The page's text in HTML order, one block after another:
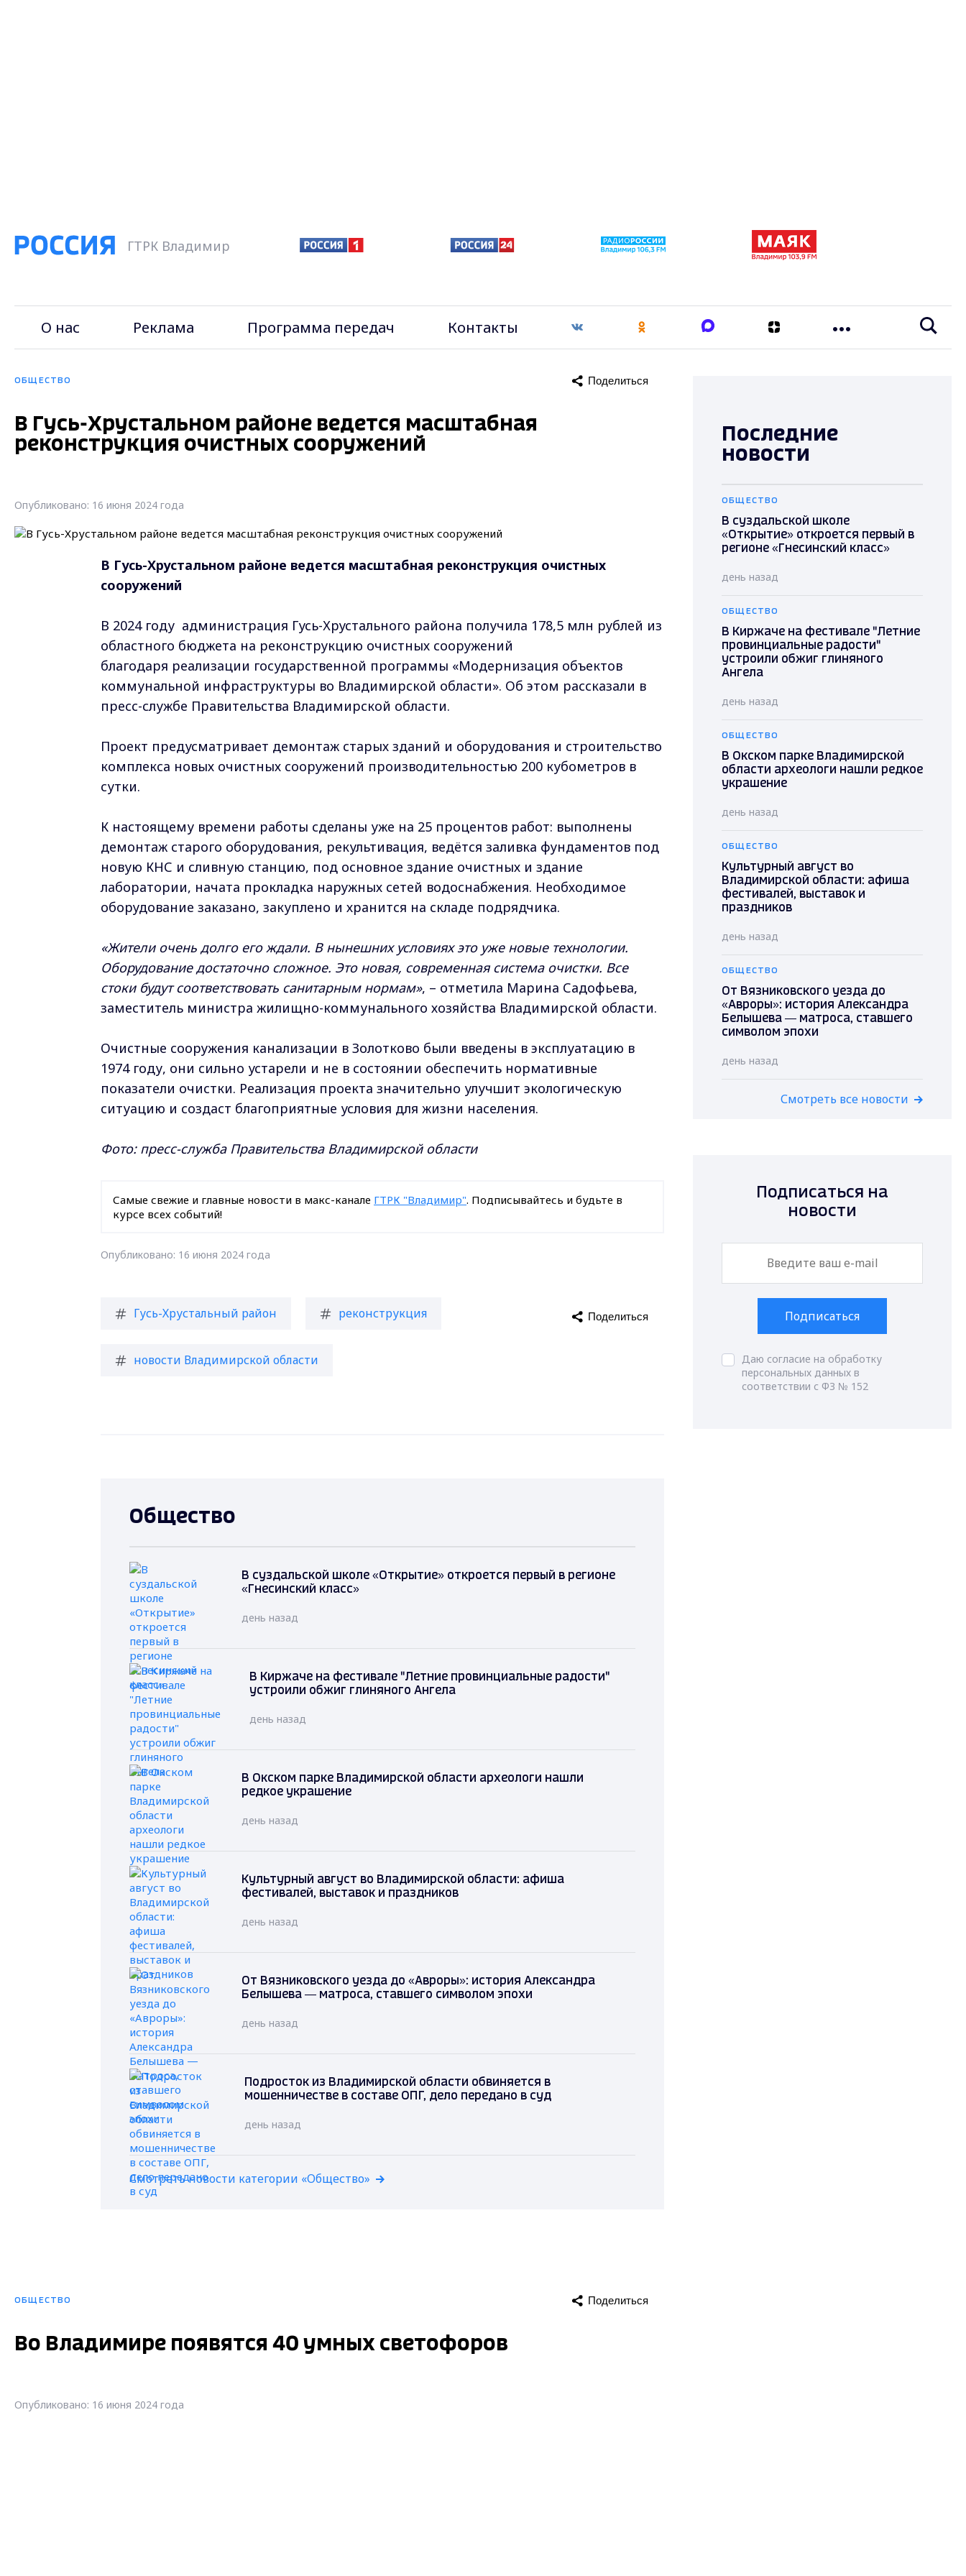
ГТРК Владимир
О нас Реклама Программа передач Контакты
ОБЩЕСТВО Поделиться
В Гусь-Хрустальном районе ведется масштабная
реконструкция очистных сооружений
Опубликовано: 16 июня 2024 года
В Гусь-Хрустальном районе ведется масштабная реконструкция очистных
сооружений
В 2024 году администрация Гусь-Хрустального района получила 178,5 млн рублей из
областного бюджета на реконструкцию очистных сооружений
благодаря реализации государственной программы «Модернизация объектов
коммунальной инфраструктуры во Владимирской области». Об этом рассказали в
пресс-службе Правительства Владимирской области.
Проект предусматривает демонтаж старых зданий и оборудования и строительство
комплекса новых очистных сооружений производительностью 200 кубометров в
сутки.
К настоящему времени работы сделаны уже на 25 процентов работ: выполнены
демонтаж старого оборудования, рекультивация, ведётся заливка фундаментов под
новую КНС и сливную станцию, под основное здание очистных и здание
лаборатории, начата прокладка наружных сетей водоснабжения. Необходимое
оборудование заказано, закуплено и хранится на складе подрядчика.
«Жители очень долго его ждали. В нынешних условиях это уже новые технологии.
Оборудование достаточно сложное. Это новая, современная система очистки. Все
стоки будут соответствовать санитарным нормам», – отметила Марина Садофьева,
заместитель министра жилищно-коммунального хозяйства Владимирской области.
Очистные сооружения канализации в Золотково были введены в эксплуатацию в
1974 году, они сильно устарели и не в состоянии обеспечить нормативные
показатели очистки. Реализация проекта значительно улучшит экологическую
ситуацию и создаст благоприятные условия для жизни населения.
Фото: пресс-служба Правительства Владимирской области
Самые свежие и главные новости в макс-канале ГТРК "Владимир". Подписывайтесь и будьте в
курсе всех событий!
Опубликовано: 16 июня 2024 года
Гусь-Хрустальный район реконструкция
новости Владимирской области
Поделиться
Общество
В суздальской школе «Открытие» откроется первый в регионе
«Гнесинский класс»
день назад
В Киржаче на фестивале "Летние провинциальные радости"
устроили обжиг глиняного Ангела
день назад
В Окском парке Владимирской области археологи нашли
редкое украшение
день назад
Культурный август во Владимирской области: афиша
фестивалей, выставок и праздников
день назад
От Вязниковского уезда до «Авроры»: история Александра
Белышева — матроса, ставшего символом эпохи
день назад
Подросток из Владимирской области обвиняется в
мошенничестве в составе ОПГ, дело передано в суд
день назад
Смотреть новости категории «Общество»
ОБЩЕСТВО Поделиться
Во Владимире появятся 40 умных светофоров
Опубликовано: 16 июня 2024 года
Последние
новости
ОБЩЕСТВО
В суздальской школе
«Открытие» откроется первый в
регионе «Гнесинский класс»
день назад
ОБЩЕСТВО
В Киржаче на фестивале "Летние
провинциальные радости"
устроили обжиг глиняного
Ангела
день назад
ОБЩЕСТВО
В Окском парке Владимирской
области археологи нашли редкое
украшение
день назад
ОБЩЕСТВО
Культурный август во
Владимирской области: афиша
фестивалей, выставок и
праздников
день назад
ОБЩЕСТВО
От Вязниковского уезда до
«Авроры»: история Александра
Белышева — матроса, ставшего
символом эпохи
день назад
Смотреть все новости
Подписаться на
новости
Подписаться
Даю согласие на обработку
персональных данных в
соответствии с ФЗ № 152